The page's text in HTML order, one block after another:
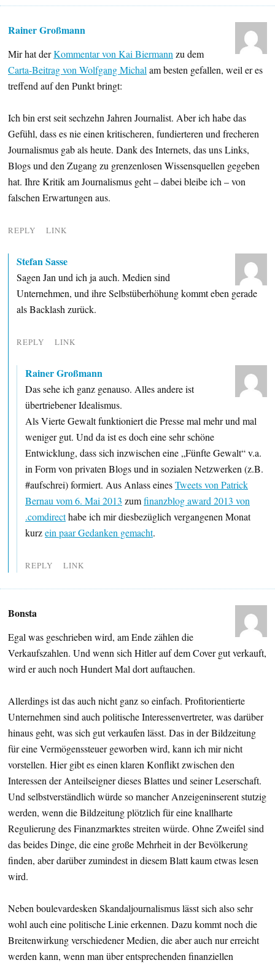
Rainer Großmann
Mir hat derKommentar von Kai Biermann zu dem
Carta-Beitrag von Wolfgang Michal am besten gefallen, weil er es
treffend auf den Punkt bringt:
Ich bin erst seit sechzehn Jahren Journalist. Aber ich habe das
Gefühl, dass es nie einen kritischeren, fundierteren und frecheren
Journalismus gab als heute. Dank des Internets, das uns Links,
Blogs und den Zugang zu grenzenlosen Wissensquellen gegeben
hat. Ihre Kritik am Journalismus geht – dabei bleibe ich – von
falschen Erwartungen aus.
REPLY LINK
Stefan Sasse
Sagen Jan und ich ja auch. Medien sind
Unternehmen, und ihre Selbstüberhöhung kommt eben gerade
als Backlash zurück.
REPLY LINK
Rainer Großmann
Das sehe ich ganz genauso. Alles andere ist
übertriebener Idealismus.
Als Vierte Gewalt funktioniert die Presse mal mehr und mal
weniger gut. Und da ist es doch eine sehr schöne
Entwicklung, dass sich inzwischen eine „Fünfte Gewalt“ v.a.
in Form von privaten Blogs und in sozialen Netzwerken (z.B.
#aufschrei) formiert. Aus Anlass einesTweets von Patrick
Bernau vom 6. Mai 2013 zumfinanzblog award 2013 von
.comdirecthabe ich mir diesbezüglich vergangenen Monat
kurzein paar Gedanken gemacht.
REPLY LINK
Bonsta
Egal was geschrieben wird, am Ende zählen die
Verkaufszahlen. Und wenn sich Hitler auf dem Cover gut verkauft,
wird er auch noch Hundert Mal dort auftauchen.
Allerdings ist das auch nicht ganz so einfach. Profitorientierte
Unternehmen sind auch politische Interessenvertreter, was darüber
hinaus geht, was sich gut verkaufen lässt. Das in der Bildzeitung
für eine Vermögenssteuer geworben wird, kann ich mir nicht
vorstellen. Hier gibt es einen klaren Konflikt zwischen den
Interessen der Anteilseigner dieses Blattes und seiner Leserschaft.
Und selbstverständlich würde so mancher Anzeigeninserent stutzig
werden, wenn die Bildzeitung plötzlich für eine knallharte
Regulierung des Finanzmarktes streiten würde. Ohne Zweifel sind
das beides Dinge, die eine große Mehrheit in der Bevölkerung
finden, aber darüber zumindest in diesem Blatt kaum etwas lesen
wird.
Neben boulevardesken Skandaljournalismus lässt sich also sehr
wohl auch eine politische Linie erkennen. Dazu kommt noch die
Breitenwirkung verschiedener Medien, die aber auch nur erreicht
werden kann, wenn man über entsprechenden finanziellen